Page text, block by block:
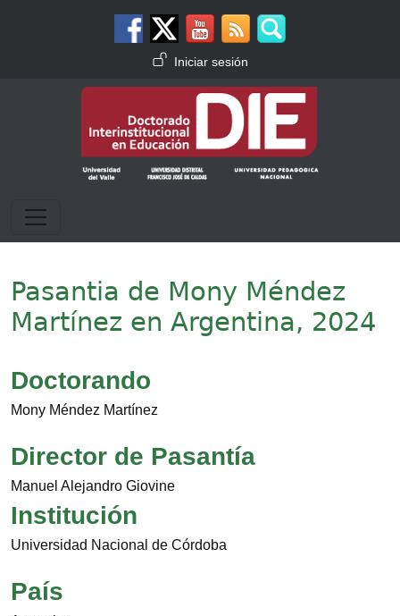
Menú de cuenta de usuario
Iniciar sesión
Pasantia de Mony Méndez
Martínez en Argentina, 2024
Doctorando
Mony Méndez Martínez
Director de Pasantía
Manuel Alejandro Giovine
Institución
Universidad Nacional de Córdoba
País